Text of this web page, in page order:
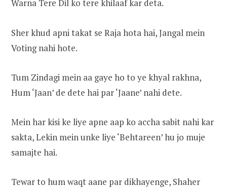
Warna Tere Dil ko tere khilaaf kar deta.
Sher khud apni takat se Raja hota hai, Jangal mein
Voting nahi hote.
Tum Zindagi mein aa gaye ho to ye khyal rakhna,
Hum ‘Jaan’ de dete hai par ‘Jaane’ nahi dete.
Mein har kisi ke liye apne aap ko accha sabit nahi kar
sakta, Lekin mein unke liye ‘Behtareen’ hu jo muje
samajte hai.
Tewar to hum waqt aane par dikhayenge, Shaher